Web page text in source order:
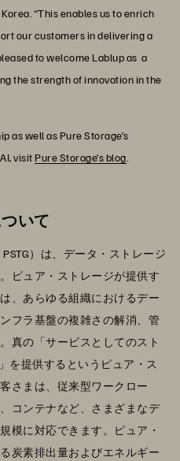
“This enables us to enrich
our customers in delivering a
to welcome Lablup as a
the strength of innovation in the
as well as Pure Storage’s
visitPure Storage’s blog
いて
）は、データ・ストレージ
ピュア・ストレージが提供す
、あらゆる組織におけるデー
フラ基盤の複雑さの解消、管
真の「サービスとしてのスト
を提供するというピュア・ス
さまは、従来型ワークロー
コンテナなど、さまざまなデ
模に対応できます。ピュア・
炭素排出量およびエネルギー